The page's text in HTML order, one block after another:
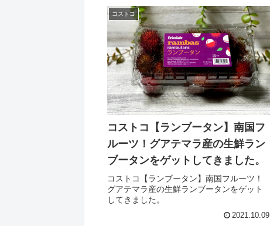
コストコ
コストコ【ランブータン】南国フ
ルーツ！グアテマラ産の生鮮ラン
ブータンをゲットしてきました。
コストコ【ランブータン】南国フルーツ！
グアテマラ産の生鮮ランブータンをゲット
してきました。
2021.10.09